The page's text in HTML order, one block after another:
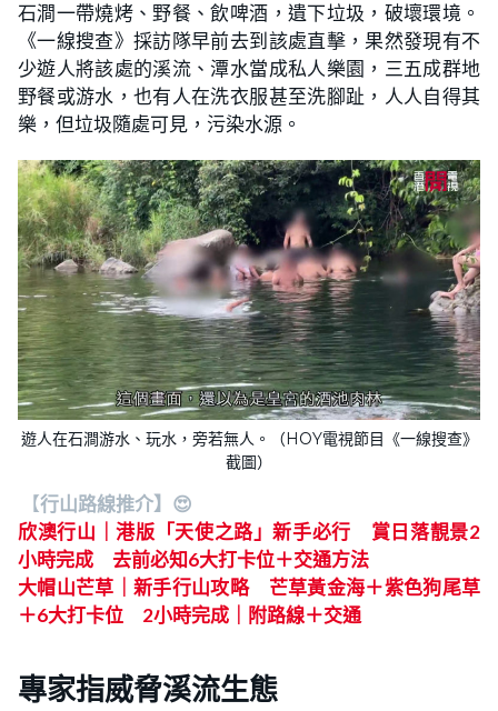
石澗一帶燒烤、野餐、飲啤酒，遺下垃圾，破壞環境。
《一線搜查》採訪隊早前去到該處直擊，果然發現有不
少遊人將該處的溪流、潭水當成私人樂園，三五成群地
野餐或游水，也有人在洗衣服甚至洗腳趾，人人自得其
樂，但垃圾隨處可見，污染水源。
遊人在石澗游水、玩水，旁若無人。（HOY電視節目《一線搜查》
截圖）
【行山路線推介】😍
欣澳行山｜港版「天使之路」新手必行 賞日落靚景2
小時完成 去前必知6大打卡位＋交通方法
大帽山芒草｜新手行山攻略 芒草黃金海＋紫色狗尾草
＋6大打卡位 2小時完成｜附路線＋交通
專家指威脅溪流生態